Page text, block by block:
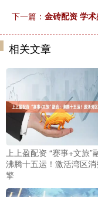
下一篇： 金砖配资 学
相关文章
上上盈配资 “赛事+文旅”
沸腾十五运！激活湾区消
擎